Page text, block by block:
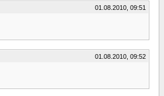
01.08.2010, 09:51
01.08.2010, 09:52